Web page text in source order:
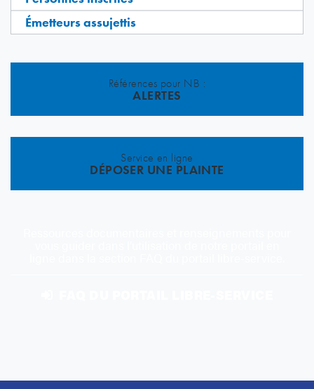
Émetteurs assujettis
Références pour NB :
ALERTES
Service en ligne
DÉPOSER UNE PLAINTE